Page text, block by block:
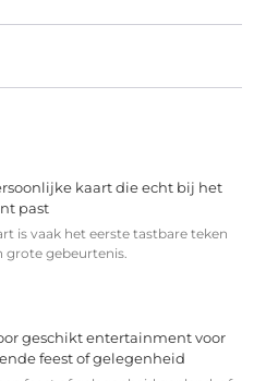
kaart die echt bij het
past
is vaak het eerste tastbare teken
grote gebeurtenis.
geschikt entertainment voor
feest of gelegenheid